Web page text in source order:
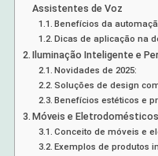
Assistentes de Voz
Benefícios da
Dicas de aplicação na
Iluminação Inteligente e
Novidades de 2025:
Soluções de design
Benefícios estéticos e
Móveis e
Conceito de móveis e
Exemplos de produtos